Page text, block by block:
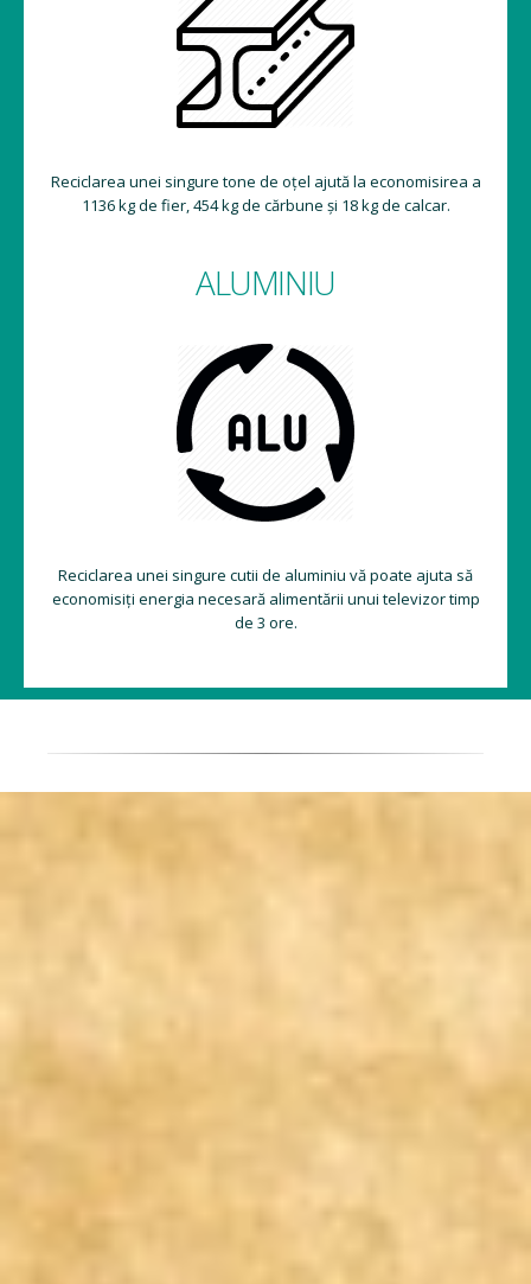
Reciclarea unei singure tone de oțel ajută la economisirea a
1136 kg de fier, 454 kg de cărbune și 18 kg de calcar.
ALUMINIU
Reciclarea unei singure cutii de aluminiu vă poate ajuta să
economisiți energia necesară alimentării unui televizor timp
de 3 ore.